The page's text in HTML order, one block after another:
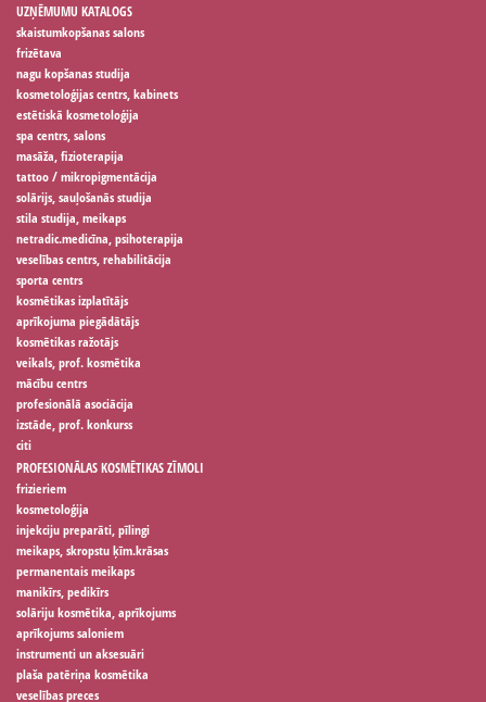
UZŅĒMUMU KATALOGS
skaistumkopšanas salons
frizētava
nagu kopšanas studija
kosmetoloģijas centrs, kabinets
estētiskā kosmetoloģija
spa centrs, salons
masāža, fizioterapija
tattoo / mikropigmentācija
solārijs, sauļošanās studija
stila studija, meikaps
netradic.medicīna, psihoterapija
veselības centrs, rehabilitācija
sporta centrs
kosmētikas izplatītājs
aprīkojuma piegādātājs
kosmētikas ražotājs
veikals, prof. kosmētika
mācību centrs
profesionālā asociācija
izstāde, prof. konkurss
citi
PROFESIONĀLAS KOSMĒTIKAS ZĪMOLI
frizieriem
kosmetoloģija
injekciju preparāti, pīlingi
meikaps, skropstu ķīm.krāsas
permanentais meikaps
manikīrs, pedikīrs
solāriju kosmētika, aprīkojums
aprīkojums saloniem
instrumenti un aksesuāri
plaša patēriņa kosmētika
veselības preces